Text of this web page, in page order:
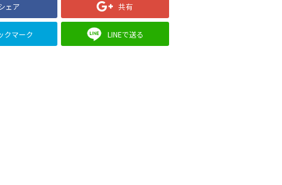
ェア 共有
クマーク LINEで送る